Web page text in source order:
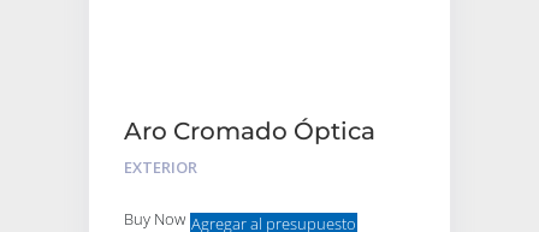
Aro Cromado Óptica
Citroen Ami8 Derecho
EXTERIOR
Buy Now Agregar al presupuesto